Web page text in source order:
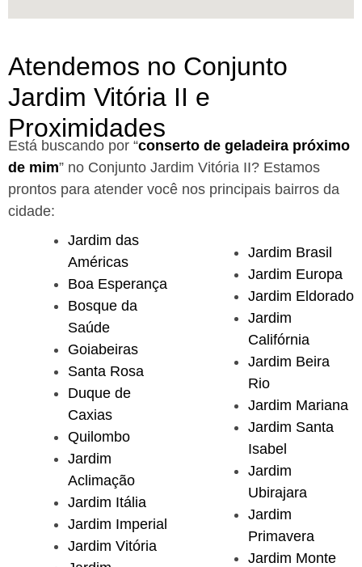
Atendemos no Conjunto
Jardim Vitória II e
Proximidades
Está buscando por “conserto de geladeira próximo
de mim” no Conjunto Jardim Vitória II? Estamos
prontos para atender você nos principais bairros da
cidade:
Jardim das
Américas
Boa Esperança
Bosque da
Saúde
Goiabeiras
Santa Rosa
Duque de
Caxias
Quilombo
Jardim
Aclimação
Jardim Itália
Jardim Imperial
Jardim Vitória
Jardim Brasil
Jardim Europa
Jardim Eldorado
Jardim
Califórnia
Jardim Beira
Rio
Jardim Mariana
Jardim Santa
Isabel
Jardim
Ubirajara
Jardim
Primavera
Jardim Monte